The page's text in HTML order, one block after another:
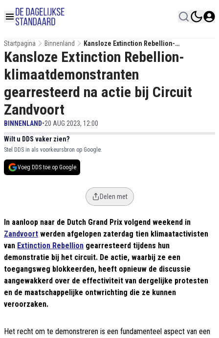
Startpagina Binnenland
Kansloze Extinction Rebellion-
Klimaatdemonstranten Gearresteerd Na
Actie Bij Circuit Zandvoort
Kansloze Extinction Rebellion-
klimaatdemonstranten
gearresteerd na actie bij Circuit
Zandvoort
BINNENLAND•20 AUG 2023, 12:00
Wilt u DDS vaker zien?
Stel DDS in als voorkeursbron op Google.
Voeg DDS toe op Google
Delen met
In aanloop naar de Dutch Grand Prix volgend weekend in
Zandvoort werden afgelopen zaterdag tien klimaatactivisten
van Extinction Rebellion gearresteerd tijdens hun
demonstratie bij het circuit. De actie, waarbij ze een
toegangsweg blokkeerden, heeft opnieuw de discussie
aangewakkerd over de effectiviteit van dergelijke protesten
en de maatschappelijke ontwrichting die ze kunnen
veroorzaken.
Het recht om te demonstreren is een fundamenteel aspect van een